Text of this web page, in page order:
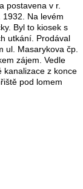
postavena v r.
Na levém
Byl to kiosek s
utkání. Prodával
ul. Masarykova čp.
zájem. Vedle
kanalizace z konce
pod lomem